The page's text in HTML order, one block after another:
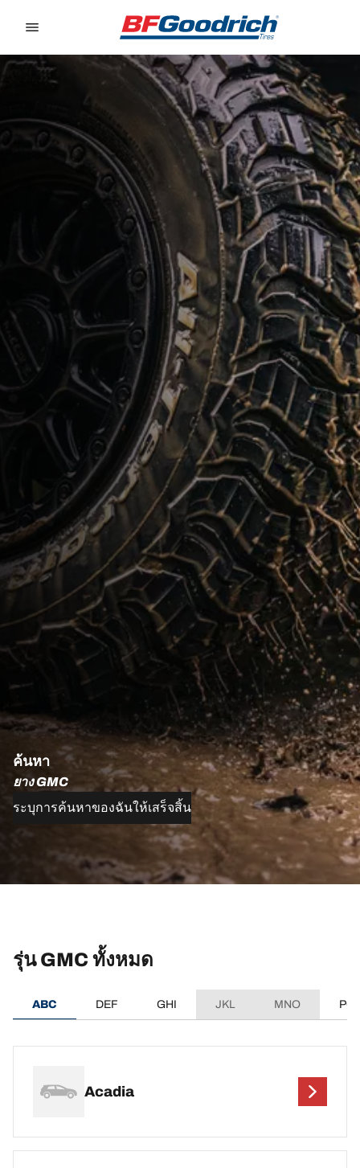
ค้นหา
ยาง GMC
ระบุการค้นหาของฉันให้เสร็จสิ้น
รุ่น GMC ทั้งหมด
ABC DEF GHI JKL MNO
Acadia